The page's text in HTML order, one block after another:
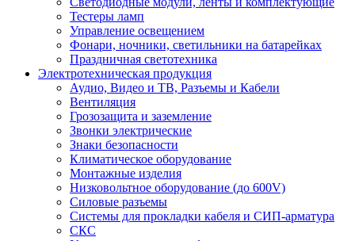
Тестеры ламп
Управление освещением
Фонари, ночники, светильники на батарейках
Праздничная светотехника
Электротехническая продукция
Аудио, Видео и ТВ, Разъемы и Кабели
Вентиляция
Грозозащита и заземление
Звонки электрические
Знаки безопасности
Климатическое оборудование
Монтажные изделия
Низковольтное оборудование (до 600V)
Силовые разъемы
Системы для прокладки кабеля и СИП-арматура
СКС